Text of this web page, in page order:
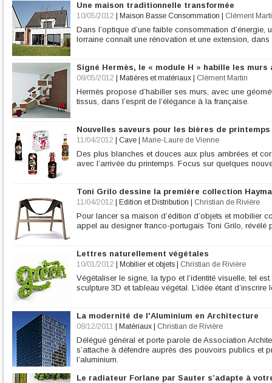
Une maison traditionnelle transformée
10/05/2012 Maison Basse Consommation Clément
Dans l’optique d’une faible consommation
lorraine connaît une rénovation et une extension,
Signé Hermès, le « module H » habille les murs
08/05/2012 Matières et matériaux Clément Martin
Hermès propose d’habiller ses murs, avec une
tissus, dans l’esprit de l’élégance à la française.
Nouvelles saveurs pour les bières de printemps
11/04/2012 Cave Marie-Laure de Vienne
Des plus blanches et douces aux plus ambrées et
avec l’arrivée du printemps. Focus sur quelques
Toni Grilo dessine la première collection
11/04/2012 Edition et Distribution Christian de Rivière
Pour lancer sa maison d’édition d’objets et mobilier
appel au designer franco-portugais Toni Grilo, révélé
Lettres naturellement végétales
10/01/2012 Mobilier et objets Christian de Rivière
Végétaliser le signe, la typo et l’identité visuelle, tel
sculpture 3D et tableau végétal. L’idée étant
La modernité de l'Aluminium en Architecture
08/12/2011 Matériaux Christian de Rivière
Délégué général et porte parole de Association
s’attache à défendre auprès des pouvoirs publics et
l’aluminium.
Le radiateur Forlane par Sauter s’adapte à